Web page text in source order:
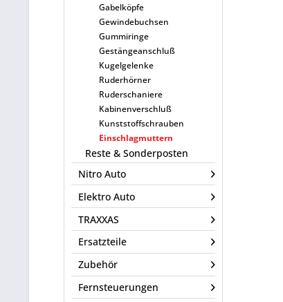
Gabelköpfe
Gewindebuchsen
Gummiringe
Gestängeanschluß
Kugelgelenke
Ruderhörner
Ruderschaniere
Kabinenverschluß
Kunststoffschrauben
Einschlagmuttern
Reste & Sonderposten
Nitro Auto
Elektro Auto
TRAXXAS
Ersatzteile
Zubehör
Fernsteuerungen